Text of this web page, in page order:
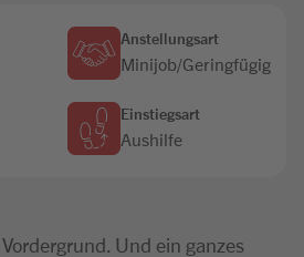
Anstellungsart
Minijob/Geringfügig
Einstiegsart
Aushilfe
Und ein ganzes